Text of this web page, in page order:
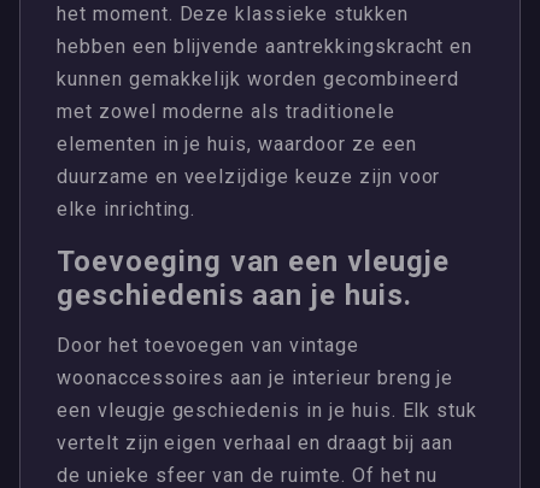
het moment. Deze klassieke stukken
hebben een blijvende aantrekkingskracht en
kunnen gemakkelijk worden gecombineerd
met zowel moderne als traditionele
elementen in je huis, waardoor ze een
duurzame en veelzijdige keuze zijn voor
elke inrichting.
Toevoeging van een vleugje
geschiedenis aan je huis.
Door het toevoegen van vintage
woonaccessoires aan je interieur breng je
een vleugje geschiedenis in je huis. Elk stuk
vertelt zijn eigen verhaal en draagt bij aan
de unieke sfeer van de ruimte. Of het nu